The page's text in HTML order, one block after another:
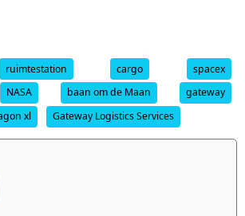
ruimtestation cargo
spacex
NASA baan om de Maan
gateway
xl Gateway Logistics Services